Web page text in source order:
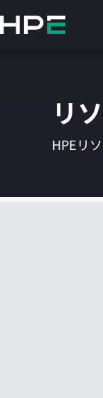
イ
ッ
リ
HPEリ